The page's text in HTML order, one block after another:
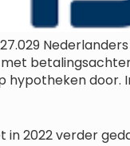
door.
in 2022 verder